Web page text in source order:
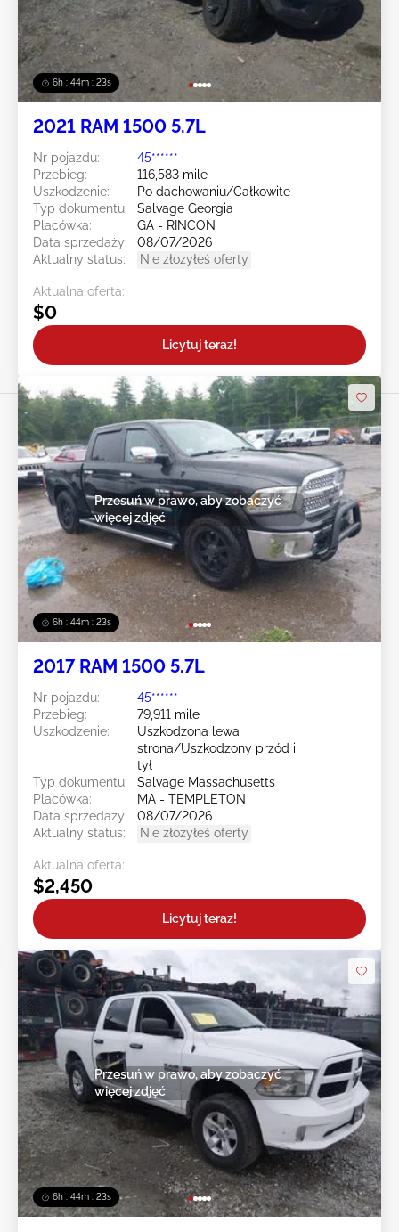
6h : 44m : 20s
2021 RAM 1500 5.7L
Nr pojazdu:
45******
Przebieg:
116,583 mile
Uszkodzenie:
Po dachowaniu/Całkowite
Typ dokumentu:
Salvage Georgia
Placówka:
GA - RINCON
Data sprzedaży:
08/07/2026
Aktualny status:
Nie złożyłeś oferty
Aktualna oferta:
$0
Licytuj teraz!
6h : 44m : 20s
Przesuń w prawo, aby zobaczyć
więcej zdjęć
2017 RAM 1500 5.7L
Nr pojazdu:
45******
Przebieg:
79,911 mile
Uszkodzenie:
Uszkodzona lewa
strona/Uszkodzony przód i
tył
Typ dokumentu:
Salvage Massachusetts
Placówka:
MA - TEMPLETON
Data sprzedaży:
08/07/2026
Aktualny status:
Nie złożyłeś oferty
Aktualna oferta:
$2,450
Licytuj teraz!
6h : 44m : 20s
Przesuń w prawo, aby zobaczyć
więcej zdjęć